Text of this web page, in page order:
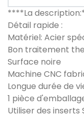
****La
Détail rapide :
Matériel: Acier
Bon traitement
Surface noire
Machine CNC
Longue durée de
1 pièce
Utiliser des inserts